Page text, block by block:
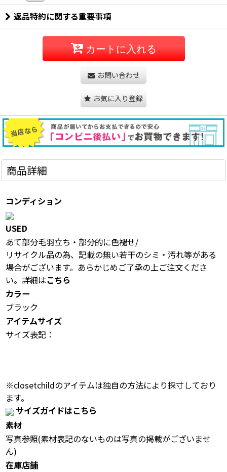
返品特約に関する重要事項
カートに入れる
お問い合わせ
お気に入り登録
商品詳細
コンディション
USED
あて部分毛羽立ち・部分的に色褪せ/
リサイクル品の為、記載の無い若干のシミ・汚れ等がある
場合がございます。あらかじめご了承の上ご注文くださ
い。詳細はこちら
カラー
ブラック
アイテムサイズ
サイズ表記：
※closetchildのアイテムは独自の方法により採寸しており
ます。
サイズガイドはこちら
素材
写真参照(素材表記のないものは写真の掲載がございませ
ん)
在庫店舗